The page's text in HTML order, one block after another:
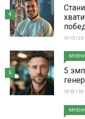
19:15 |
4
5
18:53 |
5